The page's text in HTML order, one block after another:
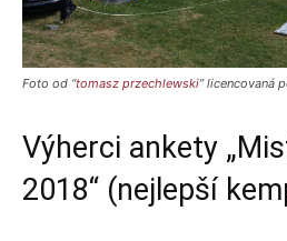
Foto od “tomasz przechlewski” licencovaná
Výherci ankety „
2018“ (nejlepší